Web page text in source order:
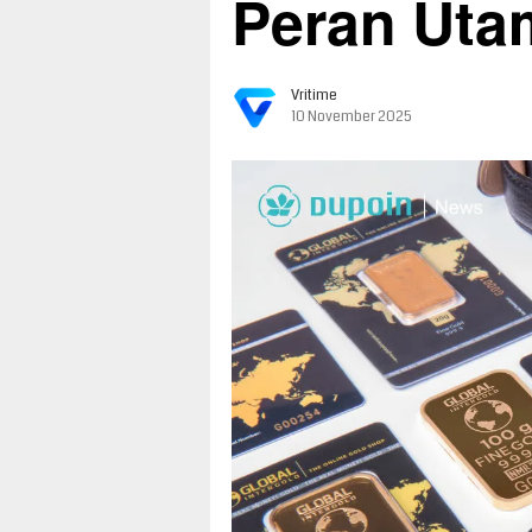
Peran
Vritime
10 November 2025